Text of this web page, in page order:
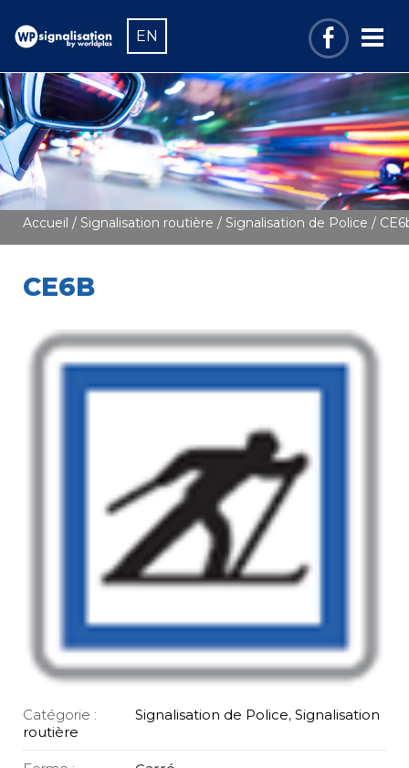
EN
Accueil / Signalisation routière / Signalisation de Police /
CE6B
Catégorie : Signalisation de Police,Signalisation
routière